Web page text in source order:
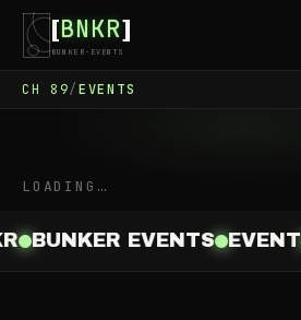
[BNKR]
BUNKER-EVENTS
CH 89/EVENTS
LOADING…
BUNKER EVENTS EVENT